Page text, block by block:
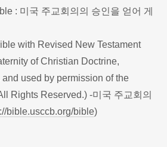
: 미국 주교회의의 승인을 얻어 게
with Revised New Testament
of Christian Doctrine,
used by permission of the
Rights Reserved.) -미국 주교회의
bible.usccb.org/bible)